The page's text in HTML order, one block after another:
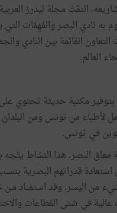
التقَتْ مجلة ليدرز
نادي البصر والمُهِمّات
التعاون القائمة بين النادي
العالم.
بتوفير مكتبة حديثة
من تونس ومن البلدان
في تونس.
البصر. هذا النشاط يتّجه
قدراتهم البصرية بنســب
من اليسر. وقد استفـــاد
عالية في شتى القطاعات